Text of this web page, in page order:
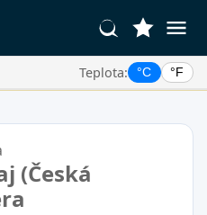
Teplota: °C °F
(Česká